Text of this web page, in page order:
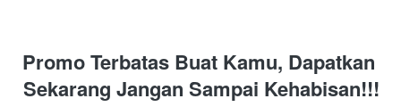
Promo Terbatas Buat Kamu, Dapatkan
Sekarang Jangan Sampai Kehabisan!!!